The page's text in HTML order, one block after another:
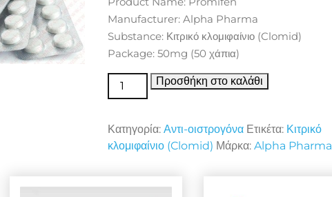
Manufacturer: Alpha Pharma
Substance: Κιτρικό κλομιφαίνιο (Clomid)
Package: 50mg (50 χάπια)
Αντι-οιστρογόνα Promifen ποσότητα
Προσθήκη στο καλάθι
Κατηγορία: Αντι-οιστρογόνα Ετικέτα: Κιτρικό
κλομιφαίνιο (Clomid) Μάρκα: Alpha Pharma